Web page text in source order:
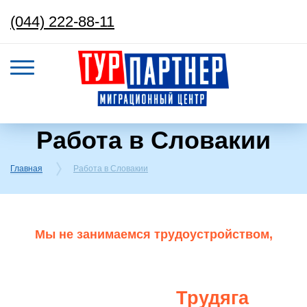
(044) 222-88-11
Работа в Словакии
Главная Работа в Словакии
Мы не занимаемся трудоустройством,
Трудяга.